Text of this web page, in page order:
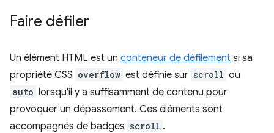
Faire défiler
Un élément HTML est un conteneur de défilement si sa
propriété CSS overflow est définie sur scroll ou
auto lorsqu'il y a suffisamment de contenu pour
provoquer un dépassement. Ces éléments sont
accompagnés de badges scroll .